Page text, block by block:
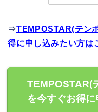
⇒TEMPOSTAR(テン
得に申し込みたい方は
TEMPOSTAR(
を今すぐお得